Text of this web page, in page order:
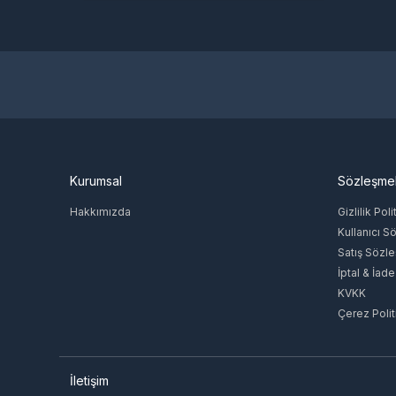
JoyGame
Kurumsal
Hakkımızda
Gizlilik
Kullanıcı
Satış
İptal & İade
KVKK
Çerez
İletişim